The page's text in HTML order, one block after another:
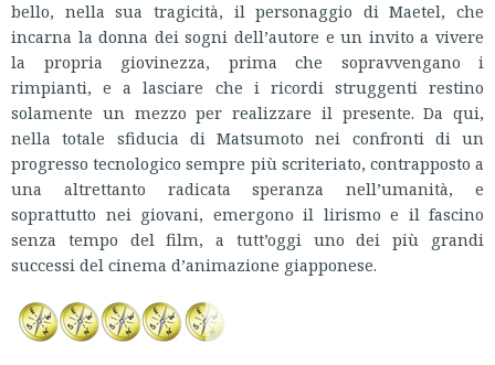
bello, nella sua tragicità, il personaggio di Maetel, che
incarna la donna dei sogni dell’autore e un invito a vivere
la propria giovinezza, prima che sopravvengano i
rimpianti, e a lasciare che i ricordi struggenti restino
solamente un mezzo per realizzare il presente. Da qui,
nella totale sfiducia di Matsumoto nei confronti di un
progresso tecnologico sempre più scriteriato, contrapposto a
una altrettanto radicata speranza nell’umanità, e
soprattutto nei giovani, emergono il lirismo e il fascino
senza tempo del film, a tutt’oggi uno dei più grandi
successi del cinema d’animazione giapponese.